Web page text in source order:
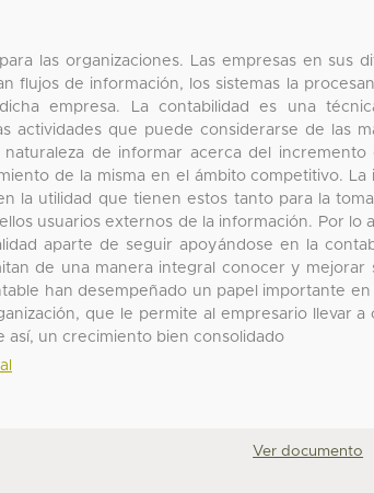
las organizaciones. Las empresas en sus
flujos de información, los sistemas la
empresa. La contabilidad es una
actividades que puede considerarse de las
de informar acerca del incremento
de la misma en el ámbito competitivo. La
la utilidad que tienen estos tanto para la
usuarios externos de la información. Por lo
aparte de seguir apoyándose en la
de una manera integral conocer y mejorar
han desempeñado un papel importante
que le permite al empresario llevar a
así, un crecimiento bien consolidado
Ver documento